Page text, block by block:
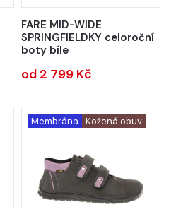
FARE MID-WIDE
SPRINGFIELDKY celoroční
boty bíle
od 2 799 Kč
Membrána Kožená obuv